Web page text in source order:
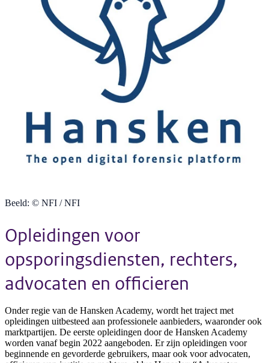
Beeld: © NFI / NFI
Opleidingen voor
opsporingsdiensten, rechters,
advocaten en officieren
Onder regie van de Hansken Academy, wordt het traject met
opleidingen uitbesteed aan professionele aanbieders, waaronder ook
marktpartijen. De eerste opleidingen door de Hansken Academy
worden vanaf begin 2022 aangeboden. Er zijn opleidingen voor
beginnende en gevorderde gebruikers, maar ook voor advocaten,